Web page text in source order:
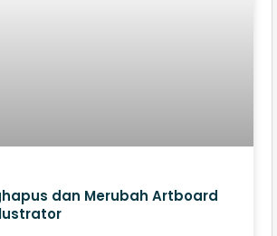
dan Merubah Artboard